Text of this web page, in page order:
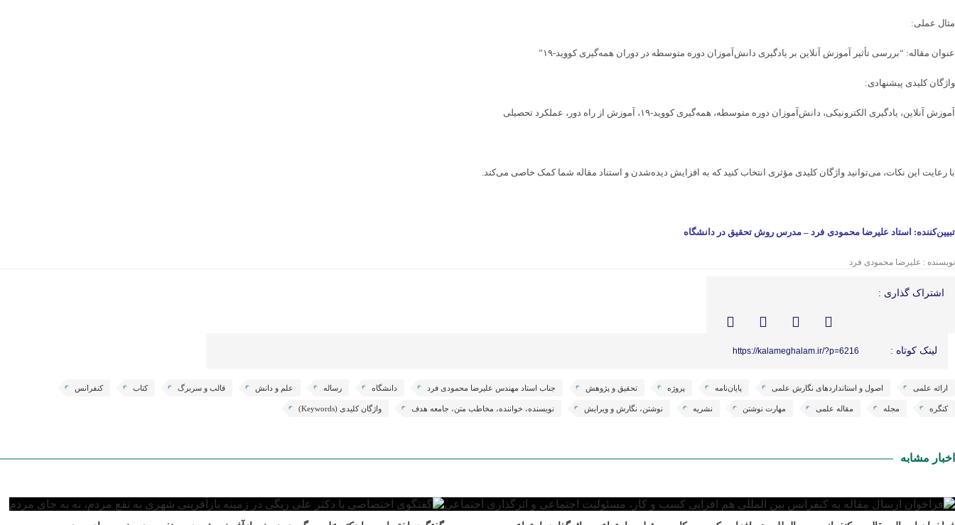
مثال عملی:
عنوان مقاله: “بررسی تأثیر آموزش آنلاین بر یادگیری دانش‌آموزان دوره متوسطه در دوران همه‌گیری کووید-۱۹”
واژگان کلیدی پیشنهادی:
آموزش آنلاین، یادگیری الکترونیکی، دانش‌آموزان دوره متوسطه، همه‌گیری کووید-۱۹، آموزش از راه دور، عملکرد تحصیلی
با رعایت این نکات، می‌توانید واژگان کلیدی مؤثری انتخاب کنید که به افزایش دیده‌شدن و استناد مقاله شما کمک خاصی می‌کند.
تبیین‌کننده: استاد علیرضا محمودی فرد – مدرس روش تحقیق در دانشگاه
نویسنده : علیرضا محمودی فرد
اشتراک گذاری :
لینک کوتاه : https://kalameghalam.ir/?p=6216
ارائه علمی اصول و استانداردهای نگارش علمی پایان‌نامه پروژه تحقیق و پژوهش جناب استاد مهندس علیرضا محمودی فرد دانشگاه رساله علم و دانش قالب و سربرگ کتاب کنفرانس
کنگره مجله مقاله علمی مهارت نوشتن نشریه نوشتن، نگارش و ویرایش نویسنده، خواننده، مخاطب متن، جامعه هدف واژگان کلیدی (Keywords)
اخبار مشابه